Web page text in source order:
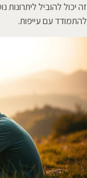
זה יכול להוביל
להתמודד עם עייפות.